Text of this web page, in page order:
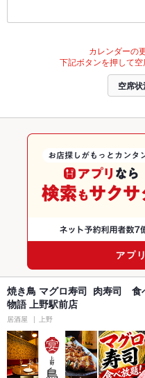
カレンダーの
下記ボタンを押して空
空席
焼き鳥 マグロ寿司 肉寿司 食
物語 上野駅前店
居酒屋 上野